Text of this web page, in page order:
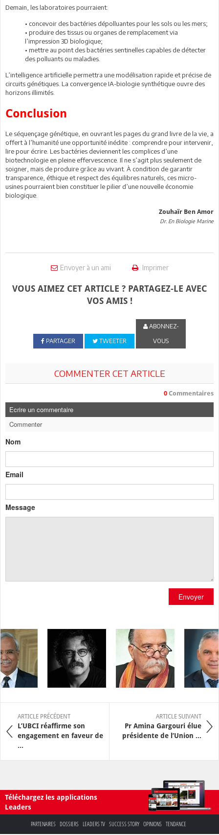
Demain, les laboratoires pourraient:
• concevoir des bactéries dépolluantes pour les sols ou les mers;
• produire des tissus ou organes de remplacement via
l’impression 3D biologique;
• mettre au point des bactéries sentinelles capables de détecter
des polluants ou maladies.
L’intelligence artificielle permettra une modélisation rapide et précise de
circuits génétiques. La convergence IA-biologie synthétique ouvre des
horizons illimités.
Conclusion
Le séquençage génétique, en ouvrant les pages du grand livre de la vie, a
offert à l’humanité une opportunité inédite : comprendre pour intervenir,
lire pour écrire. Les bactéries deviennent les complices d’une
biotechnologie en pleine effervescence. Il ne s’agit plus seulement de
soigner, mais de produire grâce au vivant. À condition de garantir
transparence, éthique et respect des équilibres naturels, ces micro-
usines pourraient bien constituer le pilier d’une nouvelle économie
biologique.
Zouhaïr Ben Amor
Dr. En Biologie Marine
Envoyer à un ami Imprimer
VOUS AIMEZ CET ARTICLE ? PARTAGEZ-LE AVEC
VOS AMIS !
PARTAGER TWEETER
ABONNEZ-
VOUS
COMMENTER CET ARTICLE
0 Commentaires
Ecrire un commentaire
Commenter
Nom
Email
Message
Envoyer
ARTICLE PRÉCÉDENT
L’UBCI réaffirme son
engagement en faveur de
...
ARTICLE SUIVANT
Pr Amina Gargouri élue
présidente de l’Union ...
Téléchargez les applications
Leaders
PARTENAIRES DOSSIERS LEADERS TV SUCCESS STORY OPINIONS TENDANCE